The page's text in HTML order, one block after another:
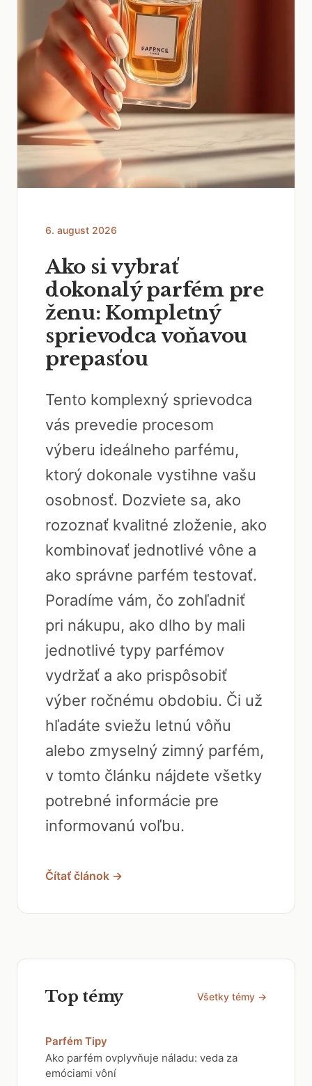
6. august 2026
Ako si vybrať
dokonalý parfém pre
ženu: Kompletný
sprievodca voňavou
prepasťou
Tento komplexný sprievodca
vás prevedie procesom
výberu ideálneho parfému,
ktorý dokonale vystihne vašu
osobnosť. Dozviete sa, ako
rozoznať kvalitné zloženie, ako
kombinovať jednotlivé vône a
ako správne parfém testovať.
Poradíme vám, čo zohľadniť
pri nákupu, ako dlho by mali
jednotlivé typy parfémov
vydržať a ako prispôsobiť
výber ročnému obdobiu. Či už
hľadáte sviežu letnú vôňu
alebo zmyselný zimný parfém,
v tomto článku nájdete všetky
potrebné informácie pre
informovanú voľbu.
Čítať článok →
Top témy Všetky témy →
Parfém Tipy
Ako parfém ovplyvňuje náladu: veda za
emóciami vôní